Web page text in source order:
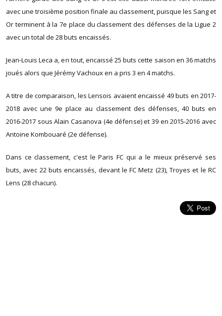
avec une troisième position finale au classement, puisque les Sang et
Or terminent à la 7e place du classement des défenses de la Ligue 2
avec un total de 28 buts encaissés.
Jean-Louis Leca a, en tout, encaissé 25 buts cette saison en 36 matchs
joués alors que Jérémy Vachoux en a pris 3 en 4 matchs.
A titre de comparaison, les Lensois avaient encaissé 49 buts en 2017-
2018 avec une 9e place au classement des défenses, 40 buts en
2016-2017 sous Alain Casanova (4e défense) et 39 en 2015-2016 avec
Antoine Kombouaré (2e défense).
Dans ce classement, c'est le Paris FC qui a le mieux préservé ses
buts, avec 22 buts encaissés, devant le FC Metz (23), Troyes et le RC
Lens (28 chacun).